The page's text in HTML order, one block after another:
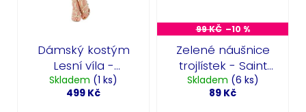
Dámský kostým
Lesní víla -
Woodland Fairy
Skladem (1 ks)
499 Kč
99 KČ –10 %
Zelené náušnice
trojlístek - Saint
Patrick's Day
Skladem (6 ks)
89 Kč